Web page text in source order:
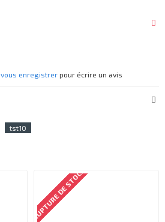
vous enregistrer pour écrire un avis
tst10
RUPTURE DE STOCK